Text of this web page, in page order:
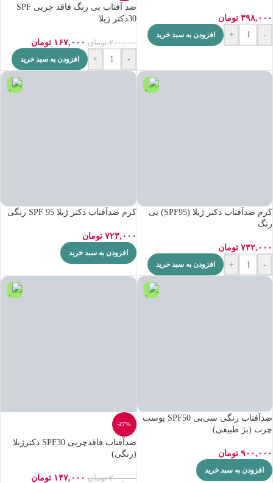
۳۹۸,۰۰۰ تومان
-
+ افزودن به سبد خرید
ضد آفتاب بی رنگ فاقد چربی SPF
30دکتر ژیلا
۲۰۰,۰۰۰ تومان ۱۶۷,۰۰۰ تومان
-
+ افزودن به سبد خرید
کرم ضدآفتاب دکتر ژیلا (SPF95) بی
رنگ
۷۳۲,۰۰۰ تومان
-
+ افزودن به سبد خرید
کرم ضدآفتاب دکتر ژیلا SPF 95 رنگی
۷۲۳,۰۰۰ تومان
افزودن به سبد خرید
ضدآفتاب رنگی سی‌بی SPF50 پوست
چرب (بژ طبیعی)
۹۰۰,۰۰۰ تومان
افزودن به سبد خرید
-27%
ضدآفتاب فاقدچربی SPF30 دکترژیلا
(رنگی)
۲۰۰,۰۰۰ تومان ۱۴۷,۰۰۰ تومان